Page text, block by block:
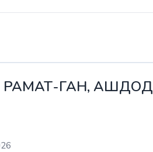
РАМАТ-ГАН,